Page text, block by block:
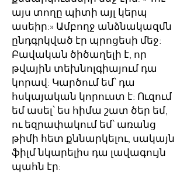
այս տողը պիտի այլ կերպ
ասեիր:» Ամբողջ անձնակազմն
ընդգրկված էր պրոցեսի մեջ:
Բավական ծիծաղելի է, որ
թվային տեխնոլգիայում դա
կորավ: Կարծում եմ՝ դա
հսկայական կորուստ է: Ուզում
եմ ասել՝ ես հիմա շատ ծեր եմ,
ու եզրափակում եմ՝ առանց
թիմի հետ քննարկելու, սակայն
ֆիլմ նկարելիս դա լավագույն
պահն էր: